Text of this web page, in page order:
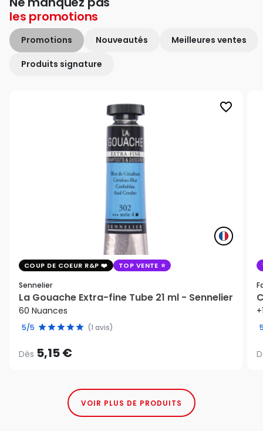
les promotions
Promotions Nouveautés Meilleures ventes
Produits signature
favorite_border
COUP DE COEUR R&P TOP VENTE
Sennelier
La Gouache Extra-fine Tube 21 ml - Sennelier
60 Nuances
5/5 (1 avis)
Dès 5,15 €
VOIR PLUS DE PRODUITS